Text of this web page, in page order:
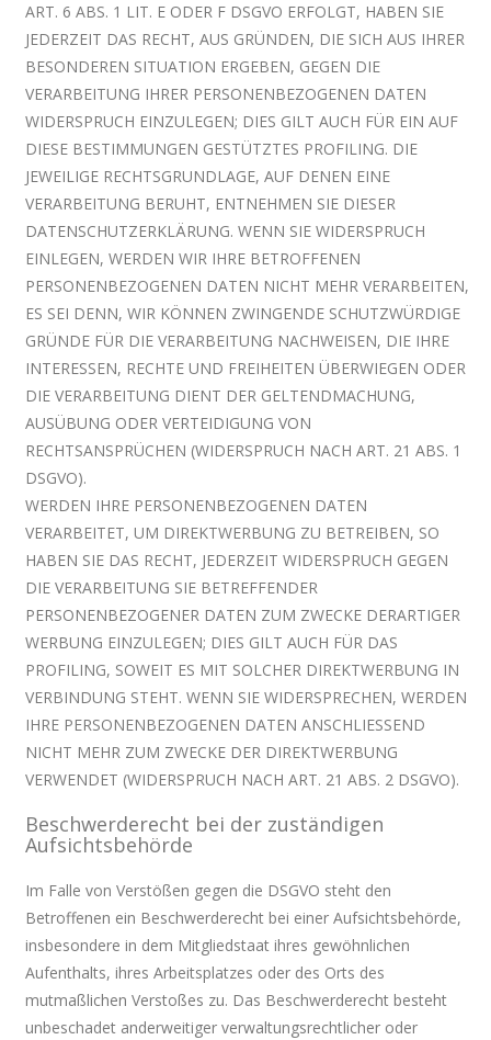
ART. 6 ABS. 1 LIT. E ODER F DSGVO ERFOLGT, HABEN SIE
JEDERZEIT DAS RECHT, AUS GRÜNDEN, DIE SICH AUS IHRER
BESONDEREN SITUATION ERGEBEN, GEGEN DIE
VERARBEITUNG IHRER PERSONENBEZOGENEN DATEN
WIDERSPRUCH EINZULEGEN; DIES GILT AUCH FÜR EIN AUF
DIESE BESTIMMUNGEN GESTÜTZTES PROFILING. DIE
JEWEILIGE RECHTSGRUNDLAGE, AUF DENEN EINE
VERARBEITUNG BERUHT, ENTNEHMEN SIE DIESER
DATENSCHUTZERKLÄRUNG. WENN SIE WIDERSPRUCH
EINLEGEN, WERDEN WIR IHRE BETROFFENEN
PERSONENBEZOGENEN DATEN NICHT MEHR VERARBEITEN,
ES SEI DENN, WIR KÖNNEN ZWINGENDE SCHUTZWÜRDIGE
GRÜNDE FÜR DIE VERARBEITUNG NACHWEISEN, DIE IHRE
INTERESSEN, RECHTE UND FREIHEITEN ÜBERWIEGEN ODER
DIE VERARBEITUNG DIENT DER GELTENDMACHUNG,
AUSÜBUNG ODER VERTEIDIGUNG VON
RECHTSANSPRÜCHEN (WIDERSPRUCH NACH ART. 21 ABS. 1
DSGVO).
WERDEN IHRE PERSONENBEZOGENEN DATEN
VERARBEITET, UM DIREKTWERBUNG ZU BETREIBEN, SO
HABEN SIE DAS RECHT, JEDERZEIT WIDERSPRUCH GEGEN
DIE VERARBEITUNG SIE BETREFFENDER
PERSONENBEZOGENER DATEN ZUM ZWECKE DERARTIGER
WERBUNG EINZULEGEN; DIES GILT AUCH FÜR DAS
PROFILING, SOWEIT ES MIT SOLCHER DIREKTWERBUNG IN
VERBINDUNG STEHT. WENN SIE WIDERSPRECHEN, WERDEN
IHRE PERSONENBEZOGENEN DATEN ANSCHLIESSEND
NICHT MEHR ZUM ZWECKE DER DIREKTWERBUNG
VERWENDET (WIDERSPRUCH NACH ART. 21 ABS. 2 DSGVO).
Beschwerderecht bei der zuständigen
Aufsichtsbehörde
Im Falle von Verstößen gegen die DSGVO steht den
Betroffenen ein Beschwerderecht bei einer Aufsichtsbehörde,
insbesondere in dem Mitgliedstaat ihres gewöhnlichen
Aufenthalts, ihres Arbeitsplatzes oder des Orts des
mutmaßlichen Verstoßes zu. Das Beschwerderecht besteht
unbeschadet anderweitiger verwaltungsrechtlicher oder